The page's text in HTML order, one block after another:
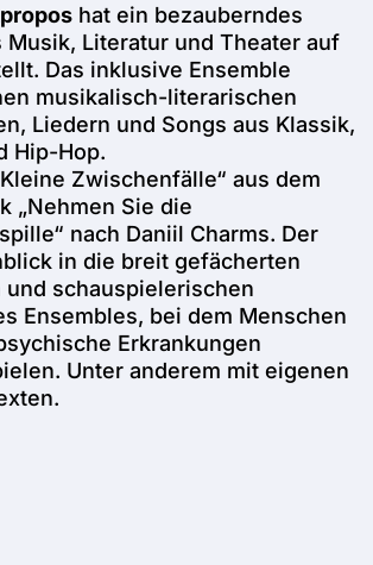
hat ein bezauberndes
Musik, Literatur und Theater auf
Das inklusive Ensemble
musikalisch-literarischen
Liedern und Songs aus Klassik,
Hip-Hop.
Zwischenfälle“ aus dem
„Nehmen Sie die
nach Daniil Charms. Der
in die breit gefächerten
und schauspielerischen
Ensembles, bei dem Menschen
Erkrankungen
Unter anderem mit eigenen